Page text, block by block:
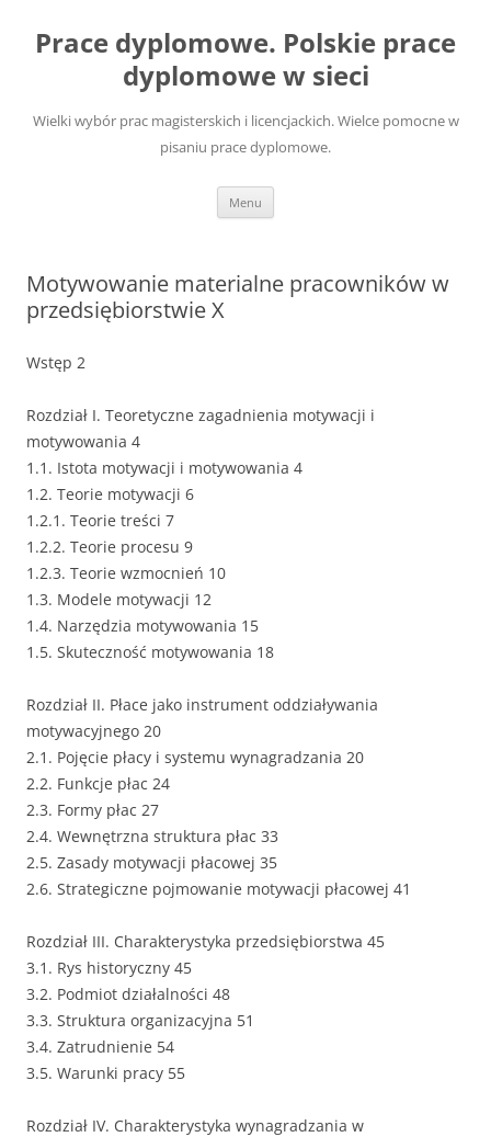
treści
Prace dyplomowe. Polskie prace
dyplomowe w sieci
Wielki wybór prac magisterskich i licencjackich. Wielce pomocne w
pisaniu prace dyplomowe.
Menu
Motywowanie materialne pracowników w
przedsiębiorstwie X
Wstęp 2
Rozdział I. Teoretyczne zagadnienia motywacji i
motywowania 4
1.1. Istota motywacji i motywowania 4
1.2. Teorie motywacji 6
1.2.1. Teorie treści 7
1.2.2. Teorie procesu 9
1.2.3. Teorie wzmocnień 10
1.3. Modele motywacji 12
1.4. Narzędzia motywowania 15
1.5. Skuteczność motywowania 18
Rozdział II. Płace jako instrument oddziaływania
motywacyjnego 20
2.1. Pojęcie płacy i systemu wynagradzania 20
2.2. Funkcje płac 24
2.3. Formy płac 27
2.4. Wewnętrzna struktura płac 33
2.5. Zasady motywacji płacowej 35
2.6. Strategiczne pojmowanie motywacji płacowej 41
Rozdział III. Charakterystyka przedsiębiorstwa 45
3.1. Rys historyczny 45
3.2. Podmiot działalności 48
3.3. Struktura organizacyjna 51
3.4. Zatrudnienie 54
3.5. Warunki pracy 55
Rozdział IV. Charakterystyka wynagradzania w